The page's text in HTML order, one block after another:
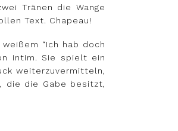
Tränen die Wange
Text. Chapeau!
“Ich hab doch
intim. Sie spielt ein
weiterzuvermitteln,
die die Gabe besitzt,